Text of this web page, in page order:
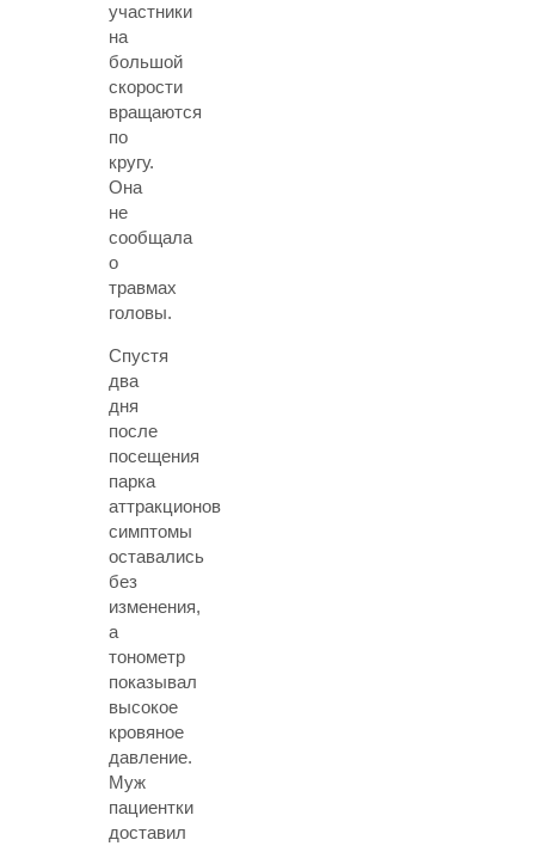
участники
на
большой
скорости
вращаются
по
кругу.
Она
не
сообщала
о
травмах
головы.
Спустя
два
дня
после
посещения
парка
аттракционов
симптомы
оставались
без
изменения,
а
тонометр
показывал
высокое
кровяное
давление.
Муж
пациентки
доставил